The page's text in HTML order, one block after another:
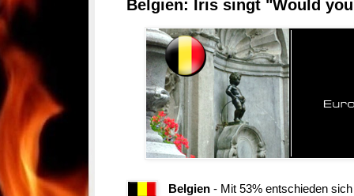
Belgien: Iris singt "Would
Belgien - Mit 53% entschieden